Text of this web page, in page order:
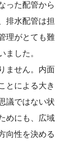
った配管から
排水配管は担
理がとても難
ました。
ません。内面
とによる大き
議ではない状
めにも、広域
向性を決める